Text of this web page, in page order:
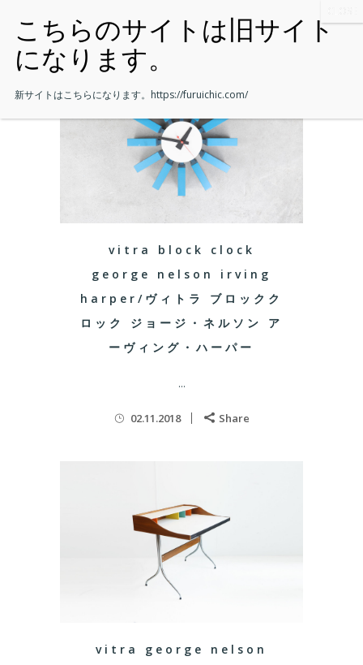
vitra block clock
george nelson irving
harper/ヴィトラ ブロックク
ロック ジョージ・ネルソン ア
ーヴィング・ハーパー
...
02.11.2018 Share
vitra george nelson
新サイトはこちらになります。 https://furuichic.com/